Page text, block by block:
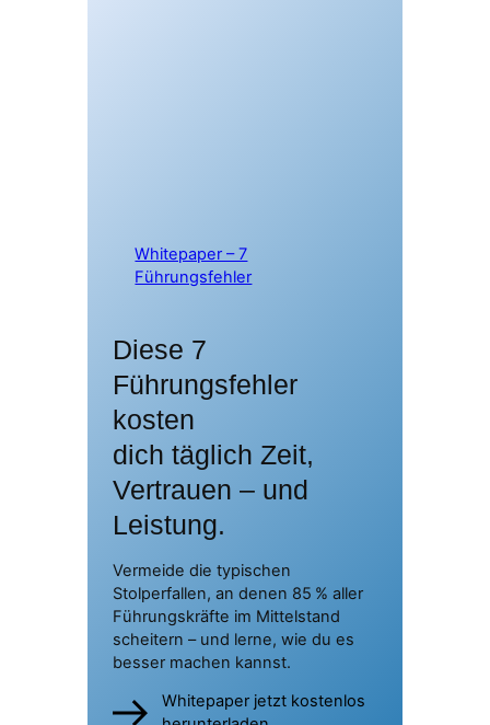
Diese 7
Führungsfehler
kosten
dich täglich Zeit,
Vertrauen – und
Leistung.
Vermeide die typischen
Stolperfallen, an denen 85 % aller
Führungskräfte im Mittelstand
scheitern – und lerne, wie du es
besser machen kannst.
Whitepaper jetzt kostenlos
Whitepaper – 7
Führungsfehler